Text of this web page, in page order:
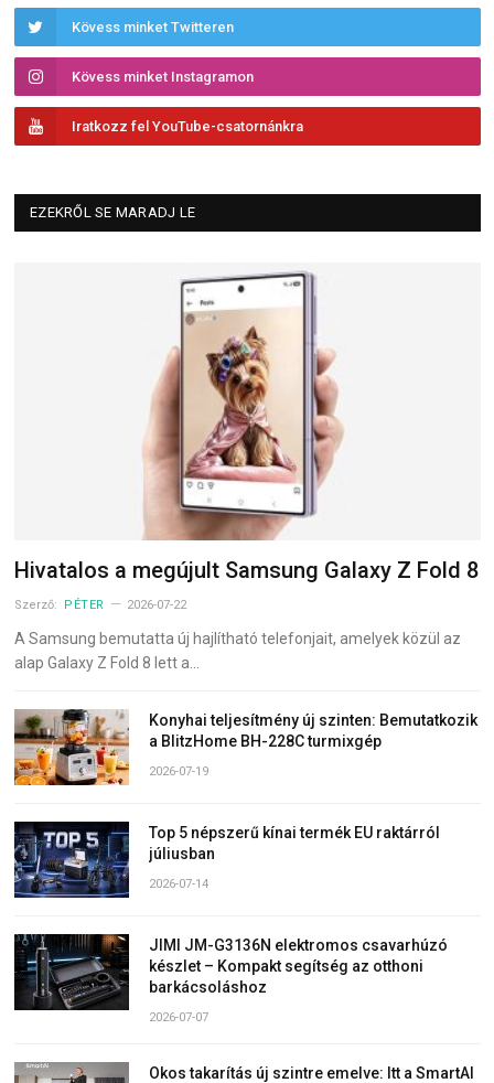
Kövess minket Twitteren
Kövess minket Instagramon
Iratkozz fel YouTube-csatornánkra
EZEKRŐL SE MARADJ LE
Hivatalos a megújult Samsung Galaxy Z Fold 8
Szerző: PÉTER 2026-07-22
A Samsung bemutatta új hajlítható telefonjait, amelyek közül az
alap Galaxy Z Fold 8 lett a…
Konyhai teljesítmény új szinten: Bemutatkozik
a BlitzHome BH-228C turmixgép
2026-07-19
Top 5 népszerű kínai termék EU raktárról
júliusban
2026-07-14
JIMI JM-G3136N elektromos csavarhúzó
készlet – Kompakt segítség az otthoni
barkácsoláshoz
2026-07-07
Okos takarítás új szintre emelve: Itt a SmartAI